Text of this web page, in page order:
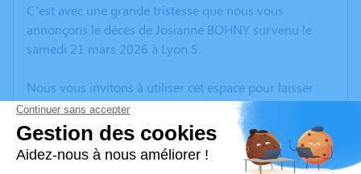
C’est avec une grande tristesse que nous vous
annonçons le décès de Josianne BOHNY survenu le
samedi 21 mars 2026 à Lyon 5.
Nous vous invitons à utiliser cet espace pour laisser
vos condoléances, partager des photos souvenirs, une
anecdote ou exprimer vos pensées à travers des
poèmes ou des textes. Cet endroit est un lieu
d'expression dédié à honorer la mémoire de Josianne